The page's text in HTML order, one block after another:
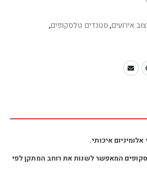
אירועים, סטנדים טלסקופים,
איכותי.
המאפשר לשנות את רוחב המתקן לפי